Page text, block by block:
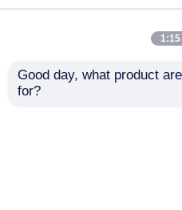
1:15
Good day, what product
for?